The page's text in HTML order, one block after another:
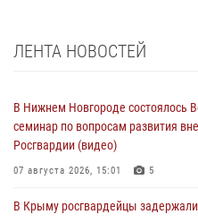
ЛЕНТА НОВОСТЕЙ
В Нижнем Новгороде состоялось
семинар по вопросам развития
Росгвардии (видео)
07 августа 2026, 15:01 5
В Крыму росгвардейцы